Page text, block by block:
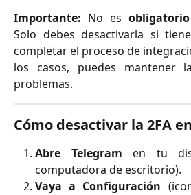
Importante: No es obligatorio
Solo debes desactivarla si
completar el proceso de
los casos, puedes mantener
problemas.
Cómo desactivar la 2FA
Abre Telegram en tu
computadora de escritorio).
Vaya a Configuración